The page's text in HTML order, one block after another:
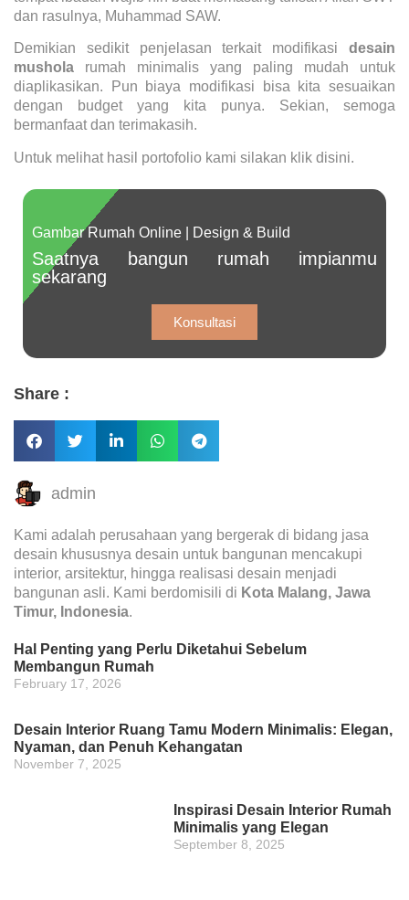
dan rasulnya, Muhammad SAW.
Demikian sedikit penjelasan terkait modifikasi desain
mushola rumah minimalis yang paling mudah untuk
diaplikasikan. Pun biaya modifikasi bisa kita sesuaikan
dengan budget yang kita punya. Sekian, semoga
bermanfaat dan terimakasih.
Untuk melihat hasil portofolio kami silakan klik disini.
Gambar Rumah Online | Design & Build
Saatnya bangun rumah impianmu
sekarang
Konsultasi
Share :
admin
Kami adalah perusahaan yang bergerak di bidang jasa
desain khususnya desain untuk bangunan mencakupi
interior, arsitektur, hingga realisasi desain menjadi
bangunan asli. Kami berdomisili di Kota Malang, Jawa
Timur, Indonesia.
Hal Penting yang Perlu Diketahui Sebelum
Membangun Rumah
February 17, 2026
Desain Interior Ruang Tamu Modern Minimalis: Elegan,
Nyaman, dan Penuh Kehangatan
November 7, 2025
Inspirasi Desain Interior Rumah
Minimalis yang Elegan
September 8, 2025